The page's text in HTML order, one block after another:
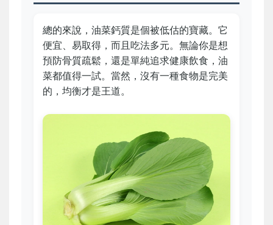
總的來說，油菜鈣質是個被低估的寶藏。它
便宜、易取得，而且吃法多元。無論你是想
預防骨質疏鬆，還是單純追求健康飲食，油
菜都值得一試。當然，沒有一種食物是完美
的，均衡才是王道。